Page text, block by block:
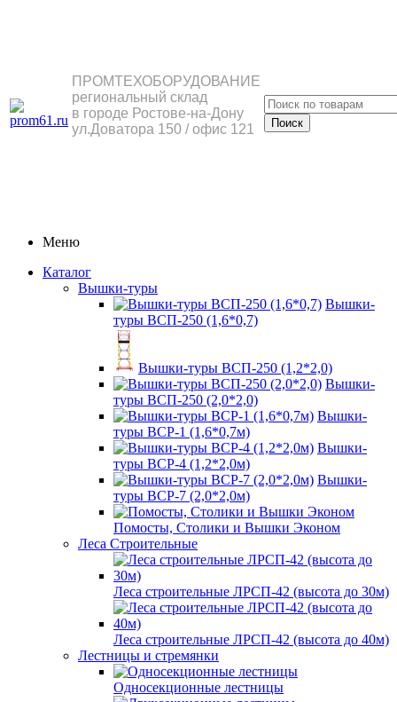
ПРОМТЕХОБОРУДОВАНИЕ
региональный склад
в городе Ростове-на-Дону
ул.Доватора 150 / офис 121
Меню
Каталог
Вышки-туры
Вышки-
туры ВСП-250 (1,6*0,7)
Вышки-туры ВСП-250 (1,2*2,0)
Вышки-
туры ВСП-250 (2,0*2,0)
Вышки-
туры ВСР-1 (1,6*0,7м)
Вышки-
туры ВСР-4 (1,2*2,0м)
Вышки-
туры ВСР-7 (2,0*2,0м)
Помосты, Столики и Вышки Эконом
Леса Строительные
Леса строительные ЛРСП-42 (высота до 30м)
Леса строительные ЛРСП-42 (высота до 40м)
Лестницы и стремянки
Односекционные лестницы